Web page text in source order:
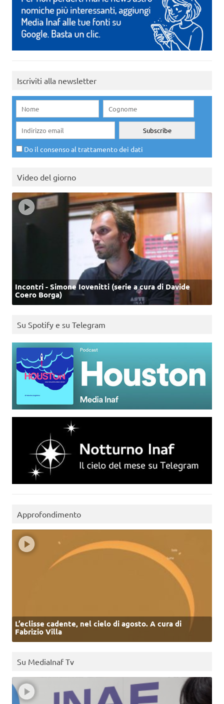
Iscriviti alla newsletter
Do il consenso al trattamento dei dati
Video del giorno
Incontri - Simone Iovenitti (serie a cura di Davide
Coero Borga)
Su Spotify e su Telegram
Approfondimento
L’eclisse cadente, nel cielo di agosto. A cura di
Fabrizio Villa
Su MediaInaf Tv